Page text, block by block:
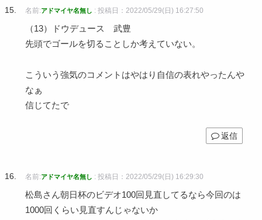
名前:アドマイヤ名無し : 投稿日：2022/05/29(日) 16:27:50
（13）ドウデュース 武豊
先頭でゴールを切ることしか考えていない。
こういう強気のコメントはやはり自信の表れやったんや
なぁ
信じてたで
返信
名前:アドマイヤ名無し : 投稿日：2022/05/29(日) 16:29:30
松島さん朝日杯のビデオ100回見直してるなら今回のは
1000回くらい見直すんじゃないか